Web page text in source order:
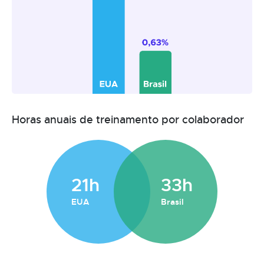
Horas anuais de treinamento por colaborador
21h
EUA
33h
Brasil